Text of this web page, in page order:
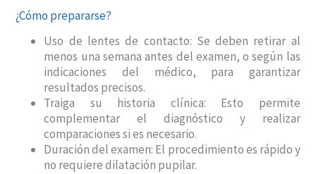
¿Cómo prepararse?
Uso de lentes de contacto: Se deben retirar al
menos una semana antes del examen, o según las
indicaciones del médico, para garantizar
resultados precisos.
Traiga su historia clínica: Esto permite
complementar el diagnóstico y realizar
comparaciones si es necesario.
Duración del examen: El procedimiento es rápido y
no requiere dilatación pupilar.